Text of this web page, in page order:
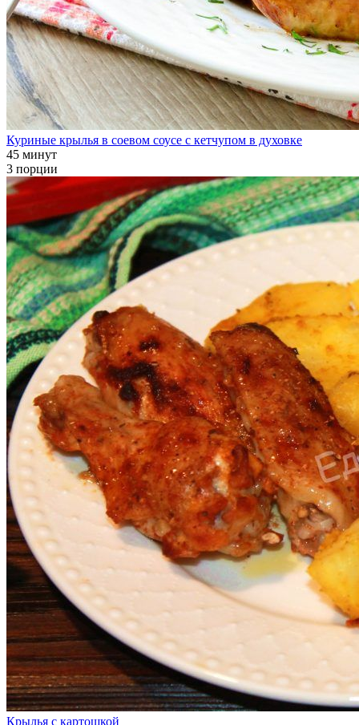
Куриные крылья в соевом соусе с кетчупом в духовке
45 минут
3 порции
Крылья с картошкой